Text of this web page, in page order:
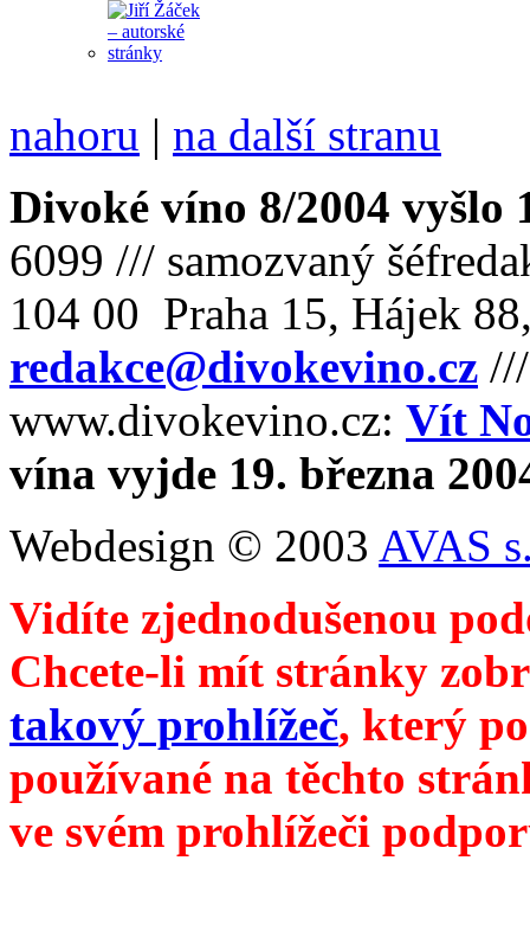
nahoru | na další stranu
Divoké víno 8/2004 vyšlo
6099 /// samozvaný
104 00 Praha 15, Hájek
redakce@divokevino.cz
www.divokevino.cz: Vít
vína vyjde 19. března
Webdesign © 2003 AVAS
Vidíte zjednodušenou
Chcete-li mít stránky
takový prohlížeč, který
používané na těchto
ve svém prohlížeči